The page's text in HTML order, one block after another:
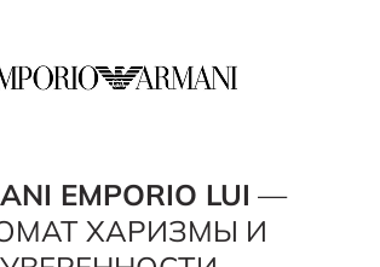
EMPORIO LUI —
ХАРИЗМЫ И